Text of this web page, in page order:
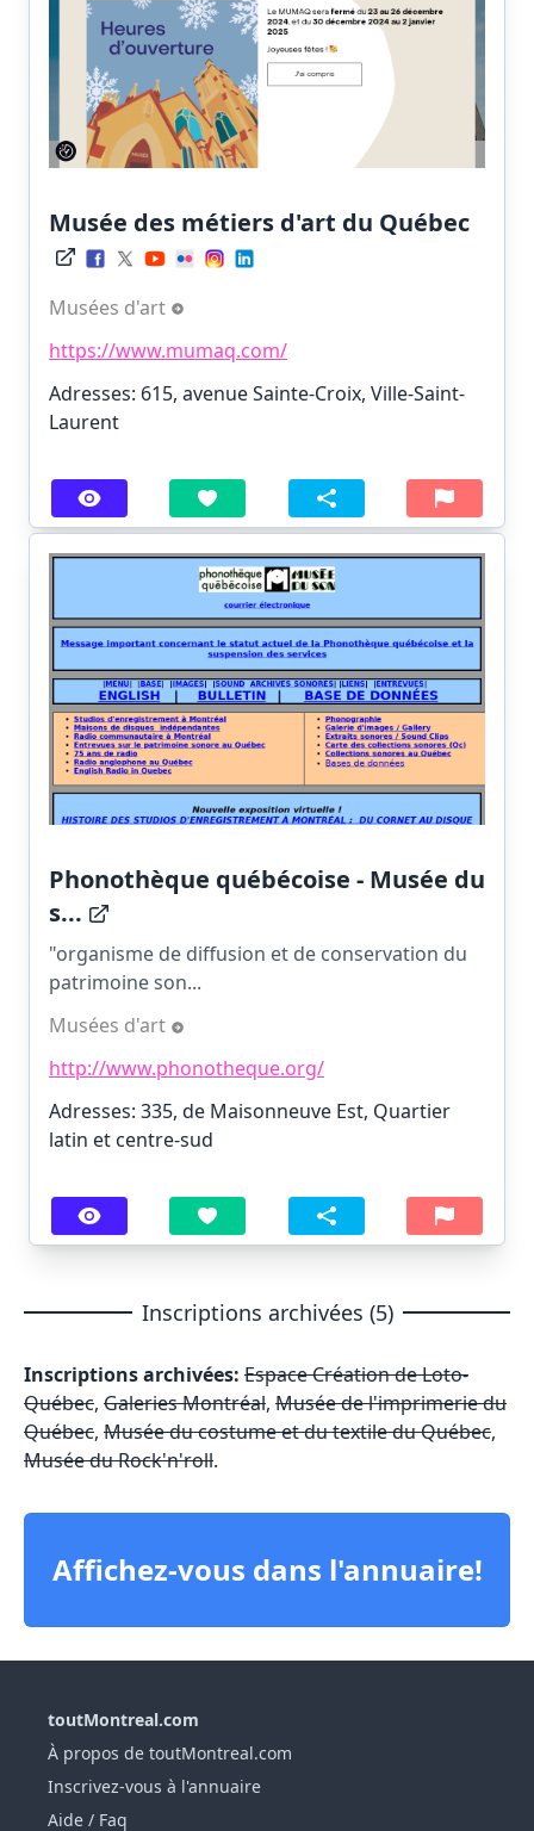
Musée des métiers d'art du Québec
Musées d'art
https://www.mumaq.com/
Adresses: 615, avenue Sainte-Croix, Ville-Saint-
Laurent
Phonothèque québécoise - Musée du
s...
"organisme de diffusion et de conservation du
patrimoine son...
Musées d'art
http://www.phonotheque.org/
Adresses: 335, de Maisonneuve Est, Quartier
latin et centre-sud
Inscriptions archivées (5)
Inscriptions archivées: Espace Création de Loto-
Québec, Galeries Montréal, Musée de l'imprimerie du
Québec, Musée du costume et du textile du Québec,
Musée du Rock'n'roll.
Affichez-vous dans l'annuaire!
toutMontreal.com
À propos de toutMontreal.com
Inscrivez-vous à l'annuaire
Aide / Faq